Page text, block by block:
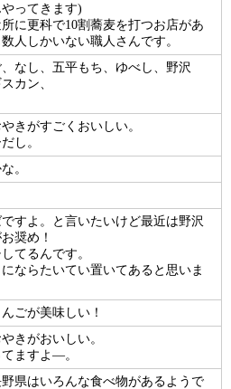
ってきます)
に更科で10割蕎麦を打つお店があ
人しかいない職人さんです。
なし、五平もち、ゆべし、野沢
カン、
きがすごくおいしい。
し。
。
すよ。と言いたいけど最近は野沢
奨め！
てるんです。
ならたいてい置いてあると思いま
ごが美味しい！
きがおいしい。
ますよ―。
県はいろんな食べ物があるようで